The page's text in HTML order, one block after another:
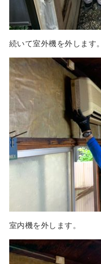
続いて室外機を外します。
室内機を外します。